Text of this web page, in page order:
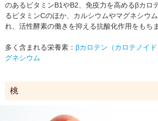
のあるビタミンB1やB2、免疫力を高めるβカロ
るビタミンCのほか、カルシウムやマグネシウ
れ、活性酵素の働きを抑える抗酸化作用をもちま
多く含まれる栄養素： βカロテン（カロテノイド
グネシウム
桃